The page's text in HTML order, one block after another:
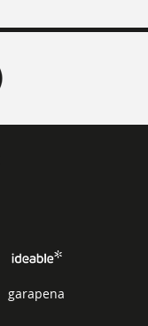
garapena